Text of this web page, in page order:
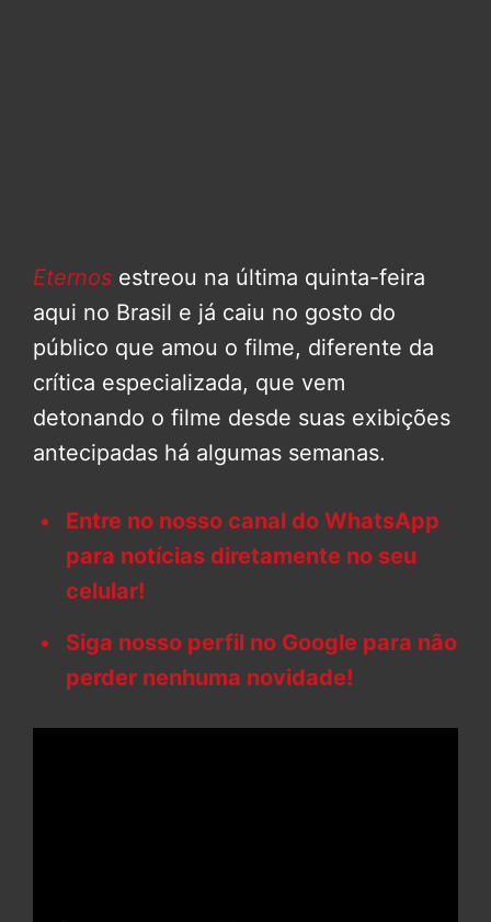
Eternos estreou na última quinta-feira
aqui no Brasil e já caiu no gosto do
público que amou o filme, diferente da
crítica especializada, que vem
detonando o filme desde suas exibições
antecipadas há algumas semanas.
Entre no nosso canal do WhatsApp
para notícias diretamente no seu
celular!
Siga nosso perfil no Google para não
perder nenhuma novidade!